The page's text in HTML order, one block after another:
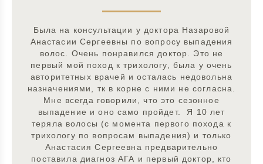
Была на консультации у доктора Назаровой
Анастасии Сергеевны по вопросу выпадения
волос. Очень понравился доктор. Это не
первый мой поход к трихологу, была у очень
авторитетных врачей и осталась недовольна
назначениями, тк в корне с ними не согласна.
Мне всегда говорили, что это сезонное
выпадение и оно само пройдет. Я 10 лет
теряла волосы (с момента первого похода к
трихологу по вопросам выпадения) и только
Анастасия Сергеевна предварительно
поставила диагноз АГА и первый доктор, кто